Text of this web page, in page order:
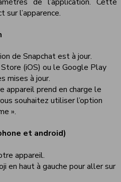
l’apparence.
de Snapchat est à jour.
Store (iOS) ou le Google Play
mises à jour.
appareil prend en charge le
souhaitez utiliser l’option
».
et android)
appareil.
en haut à gauche pour aller sur